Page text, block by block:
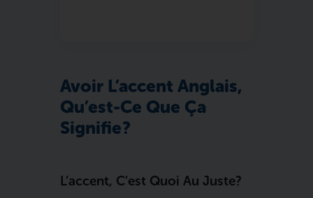
Avoir L’accent Anglais,
Qu’est-Ce Que Ça
Signifie ?
L’accent, C’est Quoi Au Juste ?